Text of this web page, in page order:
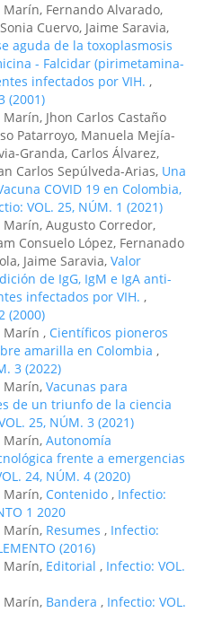
Marín, Fernando Alvarado,
Cuervo, Jaime Saravia,
aguda de la toxoplasmosis
- Falcidar (pirimetamina-
infectados por VIH. ,
(2001)
Jhon Carlos Castaño
Patarroyo, Manuela Mejía-
Granda, Carlos Álvarez,
Carlos Sepúlveda-Arias, Una
COVID 19 en Colombia,
VOL. 25, NÚM. 1 (2021)
Marín, Augusto Corredor,
Consuelo López, Fernanado
Jaime Saravia, Valor
de IgG, IgM e IgA anti-
infectados por VIH. ,
(2000)
Marín , Científicos pioneros
amarilla en Colombia ,
3 (2022)
Marín, Vacunas para
de un triunfo de la ciencia
25, NÚM. 3 (2021)
Marín, Autonomía
frente a emergencias
24, NÚM. 4 (2020)
Marín, Contenido , Infectio:
1 2020
Marín, Resumes , Infectio:
(2016)
Marín, Editorial , Infectio: VOL.
Marín, Bandera , Infectio: VOL.